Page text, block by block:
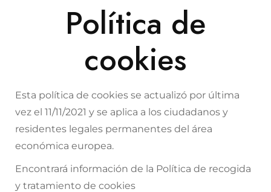
Política de
cookies
Esta política de cookies se actualizó por última
vez el 11/11/2021 y se aplica a los ciudadanos y
residentes legales permanentes del área
económica europea.
Encontrará información de la Política de recogida
y tratamiento de cookies